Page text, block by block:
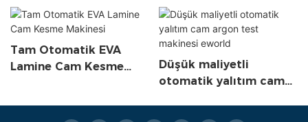
Tam Otomatik EVA
Lamine Cam Kesme
Düşük maliyetli
otomatik yalıtım cam